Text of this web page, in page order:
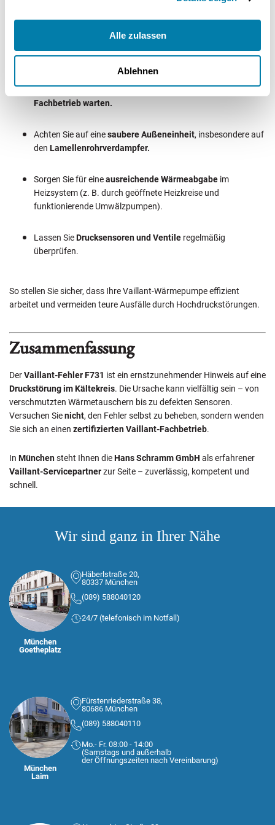
Alle zulassen
Ablehnen
Damit der Fehler F731 gar nicht erst auftritt, können Sie durch
regelmäßige Wartung vorbeugen:
Lassen Sie IhreWärmepumpe regelmäßig von einem
Fachbetrieb warten.
Achten Sie auf einesaubere Außeneinheit, insbesondere auf
den Lamellenrohrverdampfer.
Sorgen Sie für eineausreichende Wärmeabgabe im
Heizsystem (z. B. durch geöffnete Heizkreise und
funktionierende Umwälzpumpen).
Lassen SieDrucksensoren und Ventile regelmäßig
überprüfen.
So stellen Sie sicher, dass Ihre Vaillant-Wärmepumpe effizient
arbeitet und vermeiden teure Ausfälle durch Hochdruckstörungen.
Zusammenfassung
DerVaillant-Fehler F731 ist ein ernstzunehmender Hinweis auf eine
Druckstörung im Kältekreis. Die Ursache kann vielfältig sein – von
verschmutzten Wärmetauschern bis zu defekten Sensoren.
Versuchen Sienicht, den Fehler selbst zu beheben, sondern wenden
Sie sich an einen zertifizierten Vaillant-Fachbetrieb.
In Münchensteht Ihnen dieHans Schramm GmbH als erfahrener
Vaillant-Servicepartnerzur Seite – zuverlässig, kompetent und
schnell.
Wir sind ganz in Ihrer Nähe
München
Goetheplatz
Häberlstraße 20,
80337 München
(089) 588040120
24/7 (telefonisch im Notfall)
München
Laim
Fürstenriederstraße 38,
80686 München
(089) 588040110
Mo.- Fr. 08:00 - 14:00
(Samstags und außerhalb
der Öffnungszeiten nach Vereinbarung)